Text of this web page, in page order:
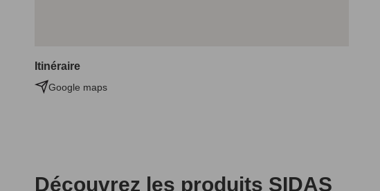
Itinéraire
Google maps
Découvrez les produits SIDAS